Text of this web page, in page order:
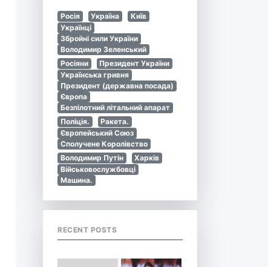
Росія Україна
Київ
Українці
Збройні сили України
Володимир Зеленський
Росіяни
Президент України
Українська гривня
Президент (державна посада)
Європа
Безпілотний літальний апарат
Поліція.
Ракета.
Європейський Союз
Сполучене Королівство
Володимир Путін
Харків
Військовослужбовці
Машина.
RECENT POSTS